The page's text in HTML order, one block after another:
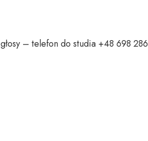
– telefon do studia +48 698 286